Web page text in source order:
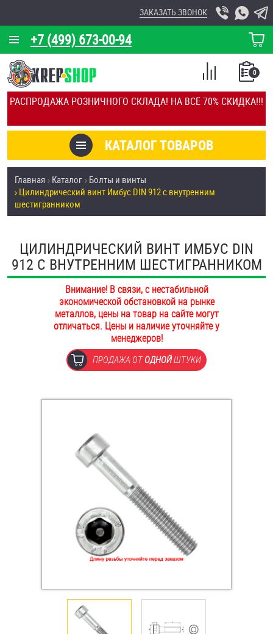
РАСПРОДАЖА РОЗНИЧНОГО СКЛАДА! НА ВСЁ 70% СКИДКА!!!
+7 (499) 673-00-94
ЗАКАЗАТЬ ЗВОНОК
КОРЗИНА
О КОМПАНИИ
КАЛЬКУЛЯТОР
ОТЗЫВЫ
УСЛУГИ
СКИДКИ
ПОКУПАТЕЛЯМ
ОПЛАТА И ДОСТАВКА
НАШИ МАГАЗИНЫ
КАТАЛОГ ТОВАРОВ
0
СПИСОК
СРАВНЕНИЕ
Товары со скидкой
Анкеры
Болты и винты
Инструмент
Крюки, кольца с метрической резьбой
Крюки, кольца с шурупной резьбой
Главная Каталог Болты и винты
Цилиндрический винт Имбус DIN 912 с внутренним
шестигранником
ЦИЛИНДРИЧЕСКИЙ ВИНТ ИМБУС DIN
912 С ВНУТРЕННИМ ШЕСТИГРАННИКОМ
Внимание! В связи, с нестабильной
экономической обстановкой на рынке
металлов, цены на товар на сайте могут
отличаться. Цены и наличие уточняйте у
менеджеров!
ПРОДАЖА ОТОДНОЙШТУКИ